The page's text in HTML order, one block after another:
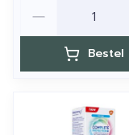
Bestel